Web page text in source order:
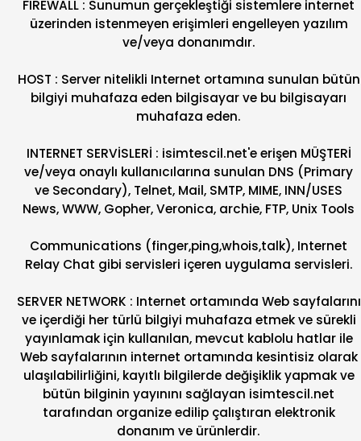
FIREWALL : Sunumun gerçekleştiği sistemlere internet
üzerinden istenmeyen erişimleri engelleyen yazılım
ve/veya donanımdır.
HOST : Server nitelikli Internet ortamına sunulan bütün
bilgiyi muhafaza eden bilgisayar ve bu bilgisayarı
muhafaza eden.
INTERNET SERVİSLERİ : isimtescil.net'e erişen MÜŞTERİ
ve/veya onaylı kullanıcılarına sunulan DNS (Primary
ve Secondary), Telnet, Mail, SMTP, MIME, INN/USES
News, WWW, Gopher, Veronica, archie, FTP, Unix Tools
Communications (finger,ping,whois,talk), Internet
Relay Chat gibi servisleri içeren uygulama servisleri.
SERVER NETWORK : Internet ortamında Web sayfalarını
ve içerdiği her türlü bilgiyi muhafaza etmek ve sürekli
yayınlamak için kullanılan, mevcut kablolu hatlar ile
Web sayfalarının internet ortamında kesintisiz olarak
ulaşılabilirliğini, kayıtlı bilgilerde değişiklik yapmak ve
bütün bilginin yayınını sağlayan isimtescil.net
tarafından organize edilip çalıştıran elektronik
donanım ve ürünlerdir.